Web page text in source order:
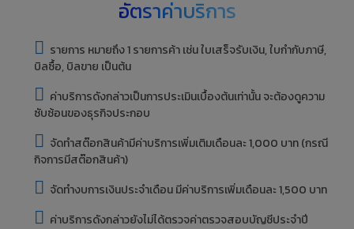
อัตราค่าบริการ
รายการ หมายถึง 1 รายการค้า เช่น ใบเสร็จรับเงิน, ใบกำกับภาษี,
บิลซื้อ, บิลขาย เป็นต้น
ค่าบริการดังกล่าวเป็นการประเมินเบื้องต้นเท่านั้น จะต้องดูความ
ซับซ้อนของธุรกิจประกอบ
จัดทำสต๊อกสินค้ามีค่าบริการเพิ่มเติมเดือนละ 1,000 บาท (กรณี
กิจการมีสต๊อกสินค้า)
จัดทำงบการเงินประจำเดือน มีค่าบริการเพิ่มเดือนละ 1,500 บาท
ค่าบริการดังกล่าวยังไม่ได้ตรวจค่าตรวจสอบบัญชีประจำปี